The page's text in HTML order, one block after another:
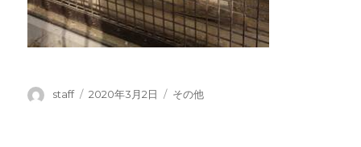
投
staff
投
2020年3月2日
カ
その他